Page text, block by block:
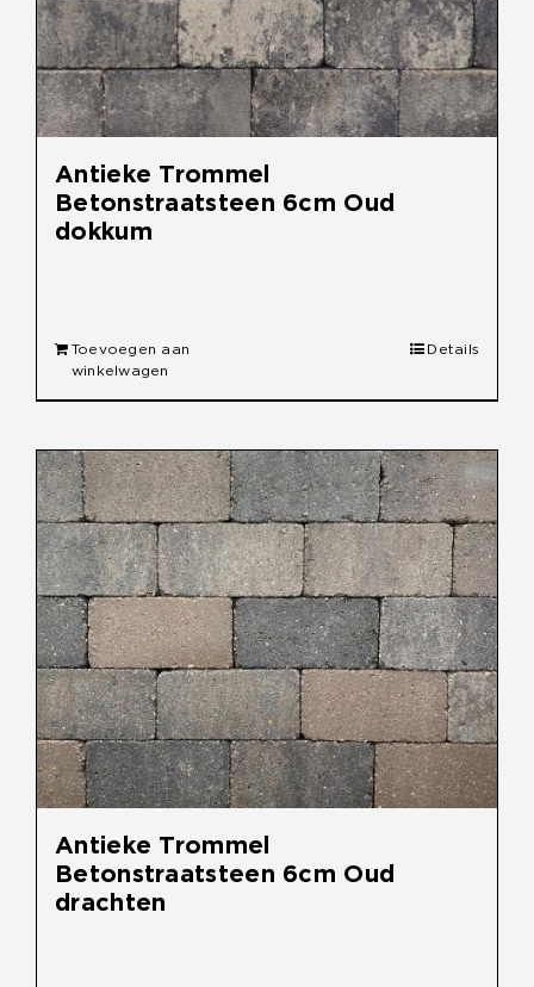
Antieke Trommel
Betonstraatsteen 6cm Oud
dokkum
Toevoegen aan
winkelwagen
Details
Antieke Trommel
Betonstraatsteen 6cm Oud
drachten